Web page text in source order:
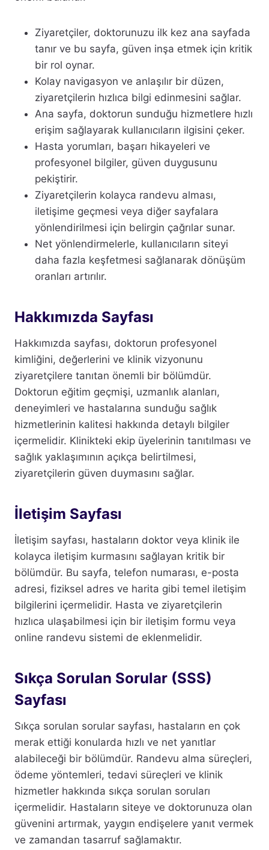
Ziyaretçiler, doktorunuzu ilk kez ana sayfada
tanır ve bu sayfa, güven inşa etmek için kritik
bir rol oynar.
Kolay navigasyon ve anlaşılır bir düzen,
ziyaretçilerin hızlıca bilgi edinmesini sağlar.
Ana sayfa, doktorun sunduğu hizmetlere hızlı
erişim sağlayarak kullanıcıların ilgisini çeker.
Hasta yorumları, başarı hikayeleri ve
profesyonel bilgiler, güven duygusunu
pekiştirir.
Ziyaretçilerin kolayca randevu alması,
iletişime geçmesi veya diğer sayfalara
yönlendirilmesi için belirgin çağrılar sunar.
Net yönlendirmelerle, kullanıcıların siteyi
daha fazla keşfetmesi sağlanarak dönüşüm
oranları artırılır.
Hakkımızda Sayfası
Hakkımızda sayfası, doktorun profesyonel
kimliğini, değerlerini ve klinik vizyonunu
ziyaretçilere tanıtan önemli bir bölümdür.
Doktorun eğitim geçmişi, uzmanlık alanları,
deneyimleri ve hastalarına sunduğu sağlık
hizmetlerinin kalitesi hakkında detaylı bilgiler
içermelidir. Klinikteki ekip üyelerinin tanıtılması ve
sağlık yaklaşımının açıkça belirtilmesi,
ziyaretçilerin güven duymasını sağlar.
İletişim Sayfası
İletişim sayfası, hastaların doktor veya klinik ile
kolayca iletişim kurmasını sağlayan kritik bir
bölümdür. Bu sayfa, telefon numarası, e-posta
adresi, fiziksel adres ve harita gibi temel iletişim
bilgilerini içermelidir. Hasta ve ziyaretçilerin
hızlıca ulaşabilmesi için bir iletişim formu veya
online randevu sistemi de eklenmelidir.
Sıkça Sorulan Sorular (SSS)
Sayfası
Sıkça sorulan sorular sayfası, hastaların en çok
merak ettiği konularda hızlı ve net yanıtlar
alabileceği bir bölümdür. Randevu alma süreçleri,
ödeme yöntemleri, tedavi süreçleri ve klinik
hizmetler hakkında sıkça sorulan soruları
içermelidir. Hastaların siteye ve doktorunuza olan
güvenini artırmak, yaygın endişelere yanıt vermek
ve zamandan tasarruf sağlamaktır.